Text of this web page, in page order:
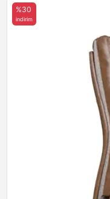
%30
indirim